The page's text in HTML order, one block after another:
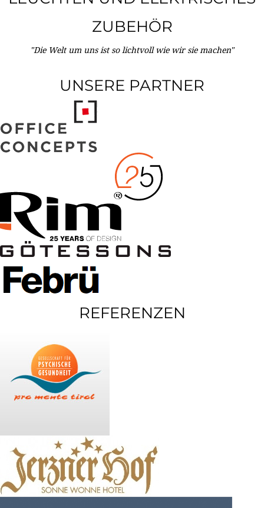
ZUBEHÖR
"Die Welt um uns ist so lichtvoll wie wir sie machen"
UNSERE PARTNER
REFERENZEN